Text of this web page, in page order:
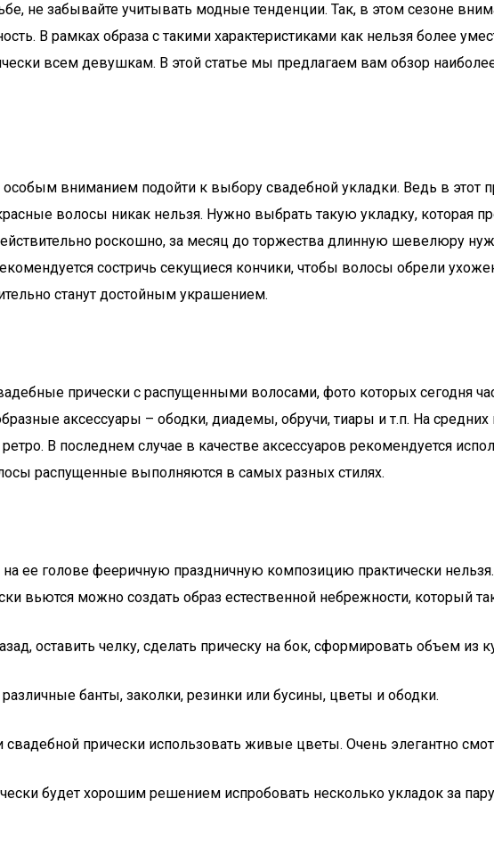
не забывайте учитывать модные тенденции. Так, в этом сезоне
В рамках образа с такими характеристиками как нельзя более
всем девушкам. В этой статье мы предлагаем вам обзор
вниманием подойти к выбору свадебной укладки. Ведь в этот
волосы никак нельзя. Нужно выбрать такую укладку, которая
роскошно, за месяц до торжества длинную шевелюру
состричь секущиеся кончики, чтобы волосы обрели
станут достойным украшением.
прически с распущенными волосами, фото которых сегодня
аксессуары – ободки, диадемы, обручи, тиары и т.п. На
В последнем случае в качестве аксессуаров рекомендуется
распущенные выполняются в самых разных стилях.
на ее голове фееричную праздничную композицию практически
вьются можно создать образ естественной небрежности, который
оставить челку, сделать прическу на бок, сформировать объем из
банты, заколки, резинки или бусины, цветы и ободки.
прически использовать живые цветы. Очень элегантно
будет хорошим решением испробовать несколько укладок за